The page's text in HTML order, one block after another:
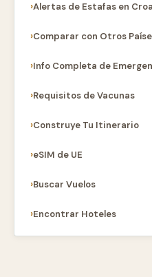
Alertas de Estafas en
Comparar con Otros
Info Completa de
Requisitos de Vacunas
Construye Tu Itinerario
eSIM de UE
Buscar Vuelos
Encontrar Hoteles